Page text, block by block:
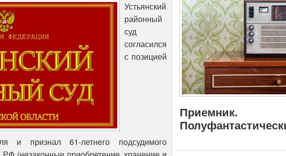
Устьянский
районный
суд
согласился
с позицией
и признал 61-летнего подсудимого
Приемник.